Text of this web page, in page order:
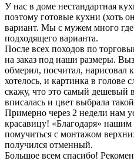
У нас в доме нестандартная
поэтому готовые кухни (хоть
вариант. Мы с мужем много
подходящего варианта.
После всех походов по
на заказ под наши размеры.
обмерил, посчитал, нарисовал
хотелось, и картинка в голове
скажу, что это самый дешевый
вписалась и цвет выбрала
Примерно через 2 недели нам
красавицу! «Благодаря»
помучиться с монтажом
получился отменный.
Большое всем спасибо!